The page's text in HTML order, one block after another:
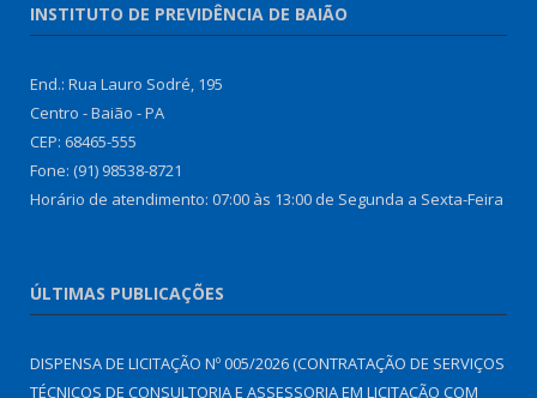
INSTITUTO DE PREVIDÊNCIA DE BAIÃO
End.: Rua Lauro Sodré, 195
Centro - Baião - PA
CEP: 68465-555
Fone: (91) 98538-8721
Horário de atendimento: 07:00 às 13:00 de Segunda a Sexta-Feira
ÚLTIMAS PUBLICAÇÕES
DISPENSA DE LICITAÇÃO Nº 005/2026 (CONTRATAÇÃO DE SERVIÇOS
TÉCNICOS DE CONSULTORIA E ASSESSORIA EM LICITAÇÃO COM